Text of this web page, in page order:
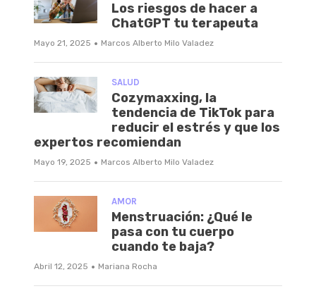
Los riesgos de hacer a
ChatGPT tu terapeuta
Mayo 21, 2025 · Marcos Alberto Milo Valadez
SALUD
Cozymaxxing, la
tendencia de TikTok para
reducir el estrés y que los
expertos recomiendan
Mayo 19, 2025 · Marcos Alberto Milo Valadez
AMOR
Menstruación: ¿Qué le
pasa con tu cuerpo
cuando te baja?
Abril 12, 2025 · Mariana Rocha